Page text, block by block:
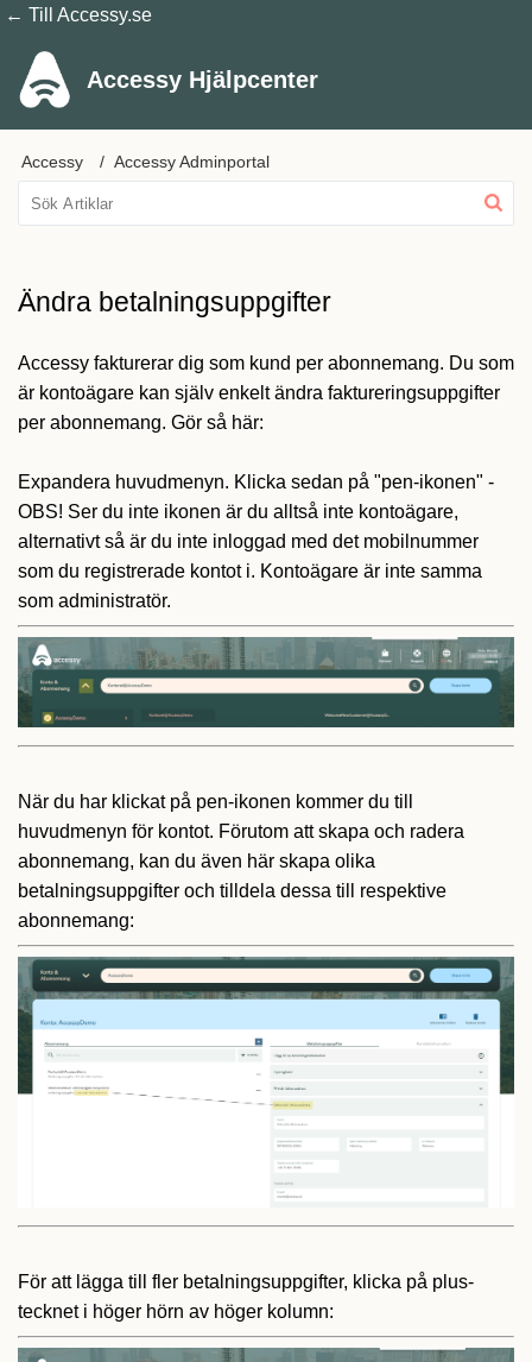
← Till Accessy.se
Accessy Hjälpcenter
Accessy Accessy Adminportal
Ändra betalningsuppgifter
Accessy fakturerar dig som kund per abonnemang. Du som
är kontoägare kan själv enkelt ändra faktureringsuppgifter
per abonnemang. Gör så här:
Expandera huvudmenyn. Klicka sedan på "pen-ikonen" -
OBS! Ser du inte ikonen är du alltså inte kontoägare,
alternativt så är du inte inloggad med det mobilnummer
som du registrerade kontot i. Kontoägare är inte samma
som administratör.
När du har klickat på pen-ikonen kommer du till
huvudmenyn för kontot. Förutom att skapa och radera
abonnemang, kan du även här skapa olika
betalningsuppgifter och tilldela dessa till respektive
abonnemang:
För att lägga till fler betalningsuppgifter, klicka på plus-
tecknet i höger hörn av höger kolumn: